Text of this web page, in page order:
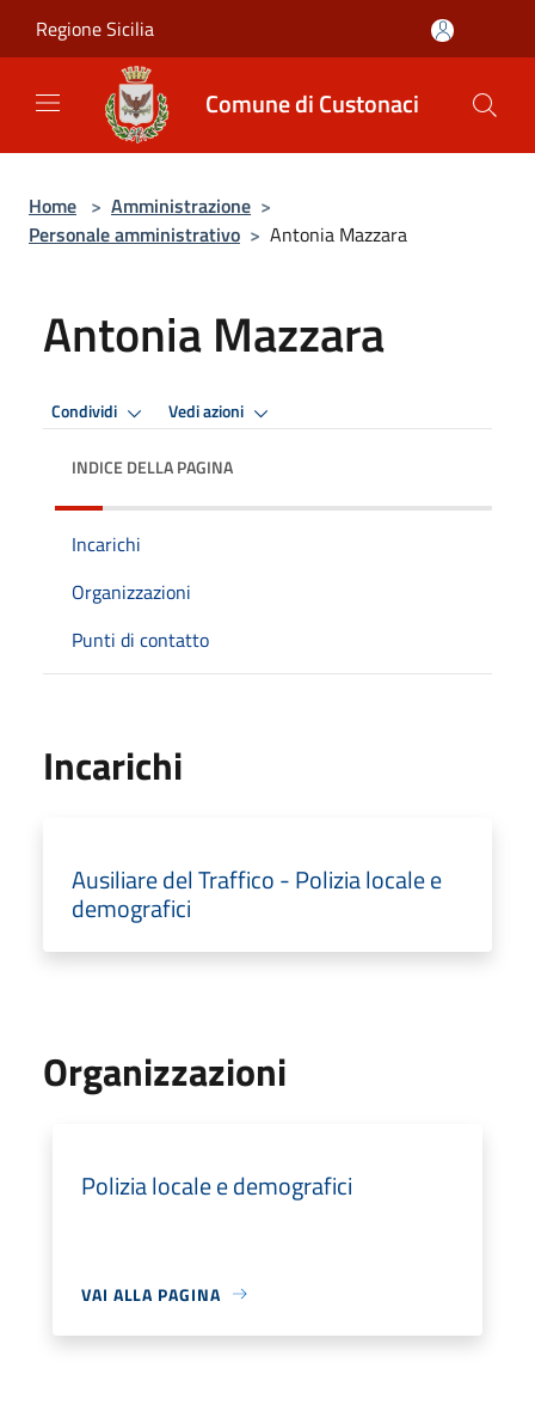
Regione Sicilia
Comune di Custonaci
Home > Amministrazione >
Personale amministrativo > Antonia Mazzara
Antonia Mazzara
Condividi Vedi azioni
INDICE DELLA PAGINA
Incarichi
Organizzazioni
Punti di contatto
Incarichi
Ausiliare del Traffico - Polizia locale e
demografici
Organizzazioni
Polizia locale e demografici
VAI ALLA PAGINA